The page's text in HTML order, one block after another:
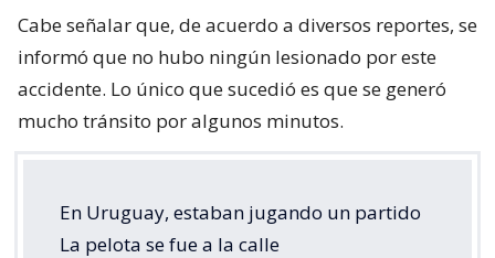
Cabe señalar que, de acuerdo a diversos reportes, se
informó que no hubo ningún lesionado por este
accidente. Lo único que sucedió es que se generó
mucho tránsito por algunos minutos.
En Uruguay, estaban jugando un partido
La pelota se fue a la calle